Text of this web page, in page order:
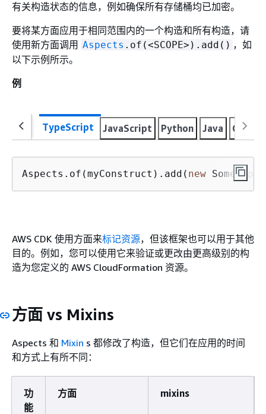
有关构造状态的信息，例如确保所有存储桶均已加密。
要将某方面应用于相同范围内的一个构造和所有构造，请
使用新方面调用 Aspects .of(<SCOPE>).add() ，如
以下示例所示。
例
TypeScript JavaScript Python Java C#
Aspects.of(myConstruct).add( new
AWS CDK 使用方面来标记资源，但该框架也可以用于其他
目的。例如，您可以使用它来验证或更改由更高级别的构
造为您定义的 AWS CloudFormation 资源。
方面 vs Mixins
Aspects 和 Mixin s 都修改了构造，但它们在应用的时间
和方式上有所不同：
功
能
方面 mixins